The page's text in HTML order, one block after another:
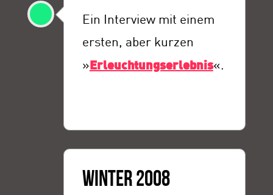
Ein Interview mit einem
ersten, aber kurzen
»Erleuchtungserlebnis«.
WINTER 2008